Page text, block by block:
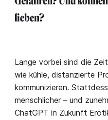
lieben?
Lange vorbei sind die
wie kühle, distanzierte
kommunizieren.
menschlicher – und
ChatGPT in Zukunft